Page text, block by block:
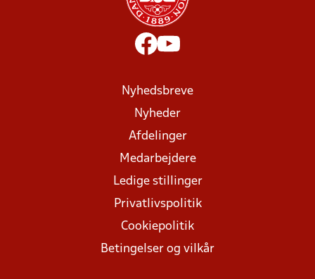
Nyhedsbreve
Nyheder
Afdelinger
Medarbejdere
Ledige stillinger
Privatlivspolitik
Cookiepolitik
Betingelser og vilkår